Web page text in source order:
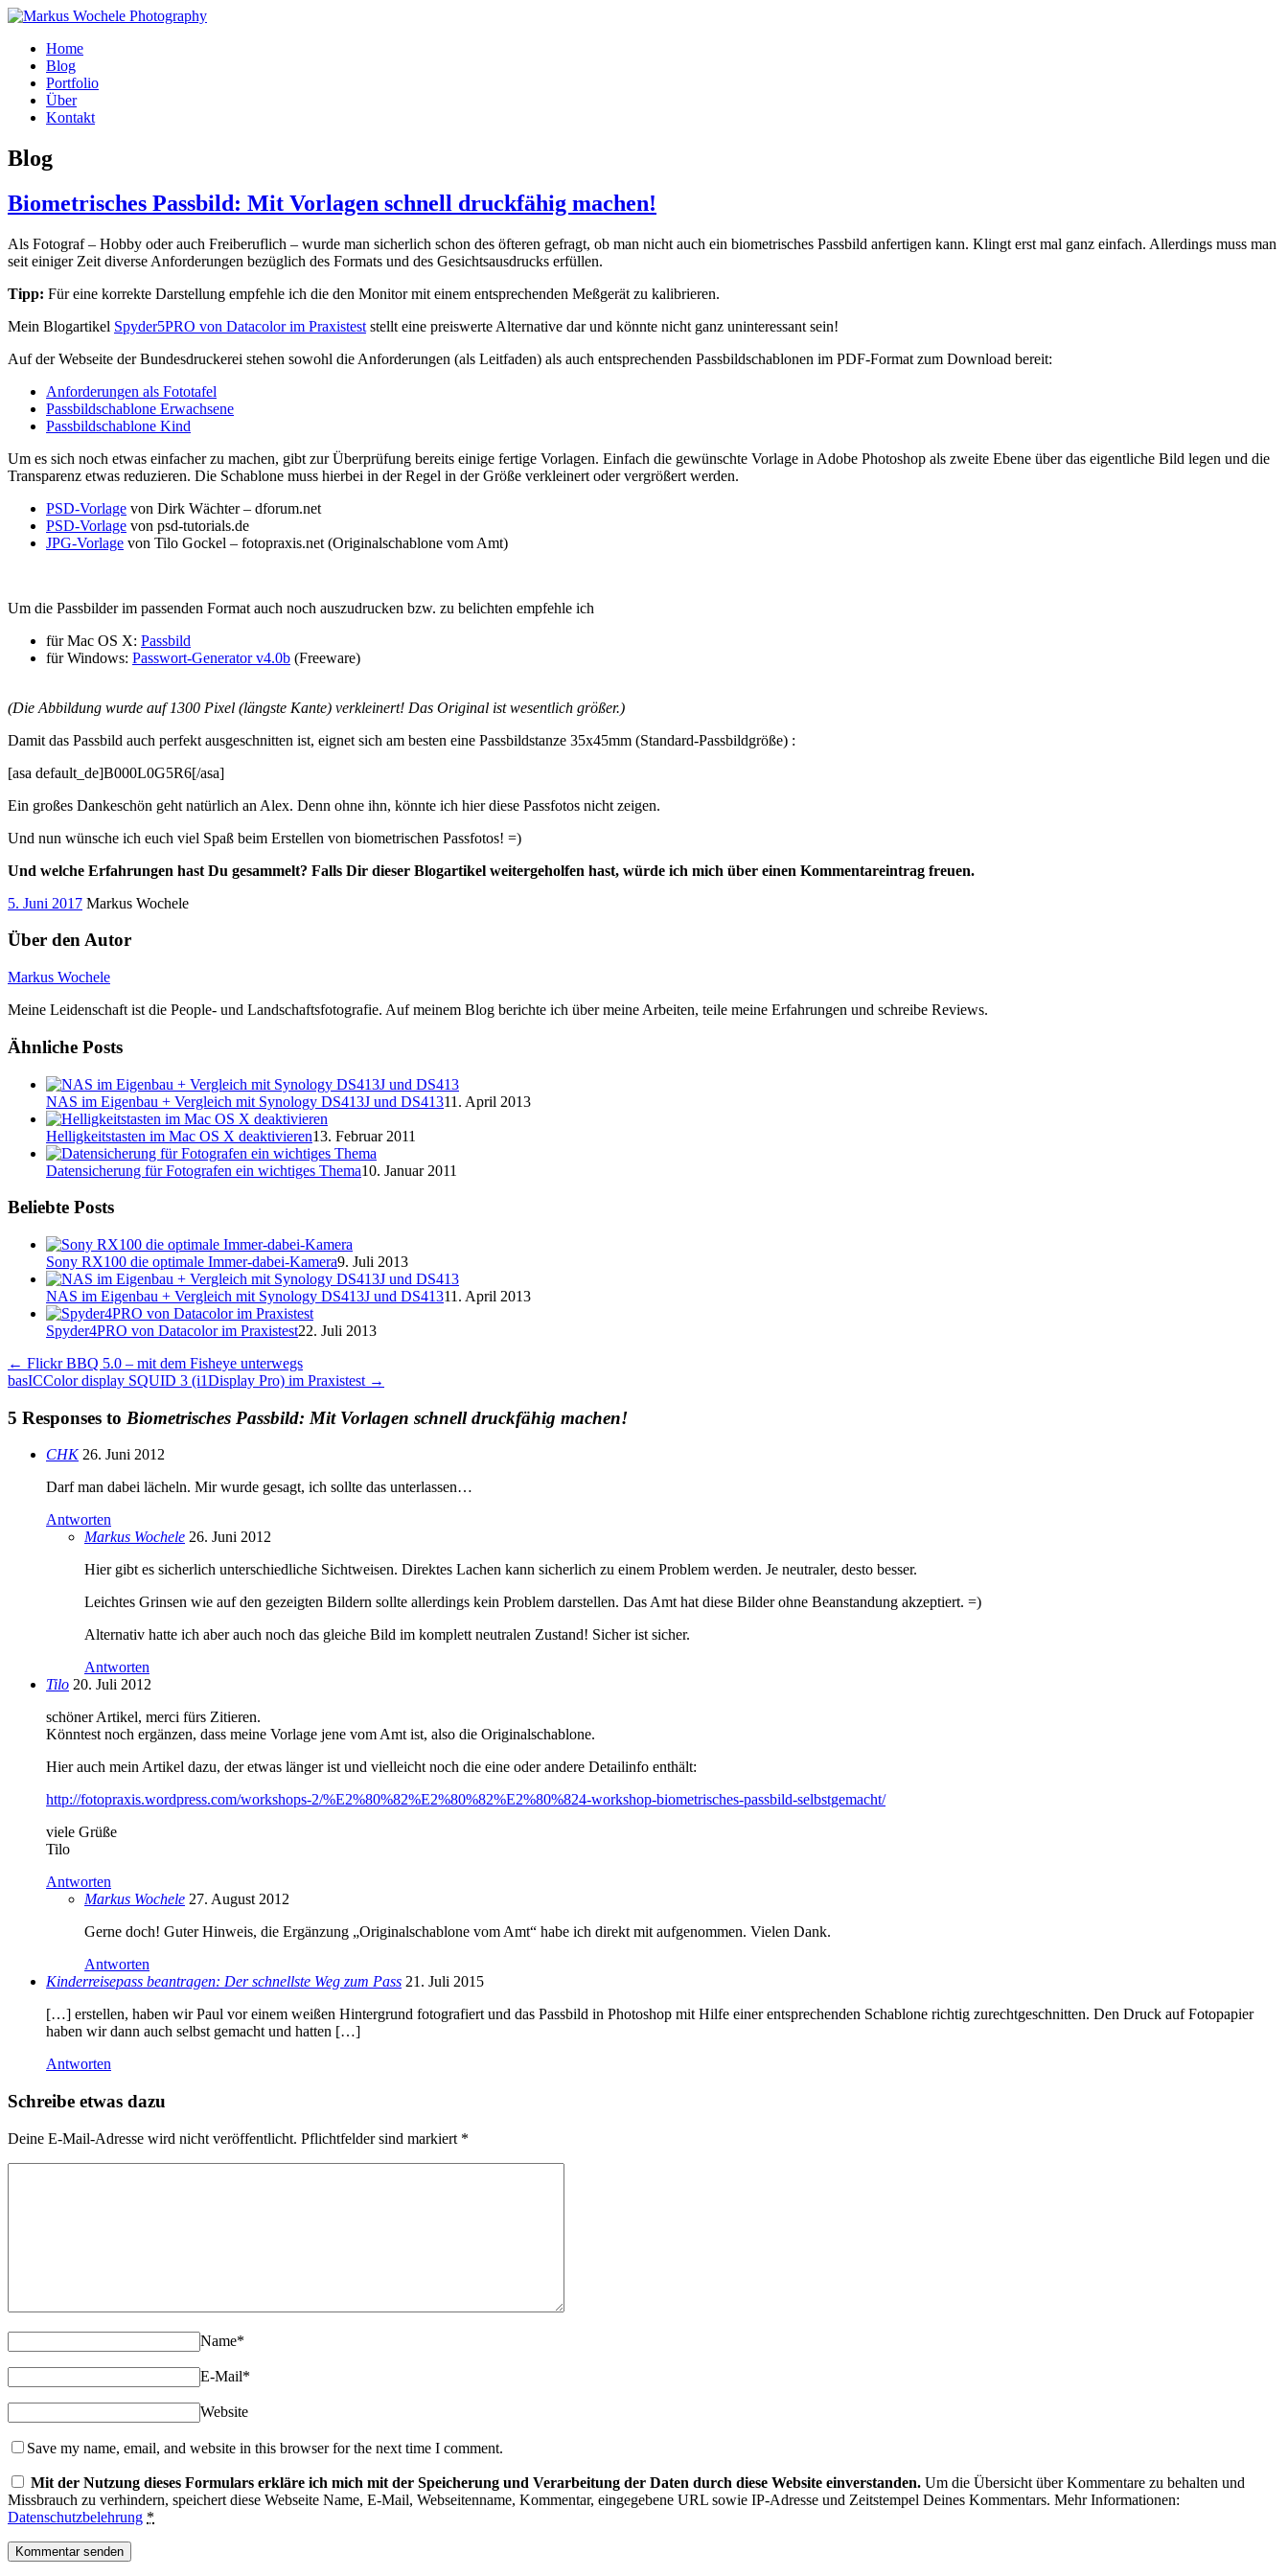
Home
Blog
Portfolio
Über
Kontakt
Blog
Biometrisches Passbild: Mit Vorlagen schnell druckfähig machen!
Als Fotograf – Hobby oder auch Freiberuflich – wurde man sicherlich schon des öfteren gefragt, ob man nicht auch ein biometrisches Passbild anfertigen kann. Klingt erst mal ganz einfach. Allerdings muss man
seit einiger Zeit diverse Anforderungen bezüglich des Formats und des Gesichtsausdrucks erfüllen.
Tipp: Für eine korrekte Darstellung empfehle ich die den Monitor mit einem entsprechenden Meßgerät zu kalibrieren.
Mein Blogartikel Spyder5PRO von Datacolor im Praxistest stellt eine preiswerte Alternative dar und könnte nicht ganz uninteressant sein!
Auf der Webseite der Bundesdruckerei stehen sowohl die Anforderungen (als Leitfaden) als auch entsprechenden Passbildschablonen im PDF-Format zum Download bereit:
Anforderungen als Fototafel
Passbildschablone Erwachsene
Passbildschablone Kind
Um es sich noch etwas einfacher zu machen, gibt zur Überprüfung bereits einige fertige Vorlagen. Einfach die gewünschte Vorlage in Adobe Photoshop als zweite Ebene über das eigentliche Bild legen und die
Transparenz etwas reduzieren. Die Schablone muss hierbei in der Regel in der Größe verkleinert oder vergrößert werden.
PSD-Vorlage von Dirk Wächter – dforum.net
PSD-Vorlage von psd-tutorials.de
JPG-Vorlage von Tilo Gockel – fotopraxis.net (Originalschablone vom Amt)
Um die Passbilder im passenden Format auch noch auszudrucken bzw. zu belichten empfehle ich
für Mac OS X: Passbild
für Windows: Passwort-Generator v4.0b (Freeware)
(Die Abbildung wurde auf 1300 Pixel (längste Kante) verkleinert! Das Original ist wesentlich größer.)
Damit das Passbild auch perfekt ausgeschnitten ist, eignet sich am besten eine Passbildstanze 35x45mm (Standard-Passbildgröße) :
[asa default_de]B000L0G5R6[/asa]
Ein großes Dankeschön geht natürlich an Alex. Denn ohne ihn, könnte ich hier diese Passfotos nicht zeigen.
Und nun wünsche ich euch viel Spaß beim Erstellen von biometrischen Passfotos! =)
Und welche Erfahrungen hast Du gesammelt? Falls Dir dieser Blogartikel weitergeholfen hast, würde ich mich über einen Kommentareintrag freuen.
5. Juni 2017 Markus Wochele
Über den Autor
Markus Wochele
Meine Leidenschaft ist die People- und Landschaftsfotografie. Auf meinem Blog berichte ich über meine Arbeiten, teile meine Erfahrungen und schreibe Reviews.
Ähnliche Posts
NAS im Eigenbau + Vergleich mit Synology DS413J und DS41311. April 2013
Helligkeitstasten im Mac OS X deaktivieren13. Februar 2011
Datensicherung für Fotografen ein wichtiges Thema10. Januar 2011
Beliebte Posts
Sony RX100 die optimale Immer-dabei-Kamera9. Juli 2013
NAS im Eigenbau + Vergleich mit Synology DS413J und DS41311. April 2013
Spyder4PRO von Datacolor im Praxistest22. Juli 2013
← Flickr BBQ 5.0 – mit dem Fisheye unterwegs
basICColor display SQUID 3 (i1Display Pro) im Praxistest →
5 Responses to Biometrisches Passbild: Mit Vorlagen schnell druckfähig machen!
CHK 26. Juni 2012
Darf man dabei lächeln. Mir wurde gesagt, ich sollte das unterlassen…
Antworten
Markus Wochele 26. Juni 2012
Hier gibt es sicherlich unterschiedliche Sichtweisen. Direktes Lachen kann sicherlich zu einem Problem werden. Je neutraler, desto besser.
Leichtes Grinsen wie auf den gezeigten Bildern sollte allerdings kein Problem darstellen. Das Amt hat diese Bilder ohne Beanstandung akzeptiert. =)
Alternativ hatte ich aber auch noch das gleiche Bild im komplett neutralen Zustand! Sicher ist sicher.
Antworten
Tilo 20. Juli 2012
schöner Artikel, merci fürs Zitieren.
Könntest noch ergänzen, dass meine Vorlage jene vom Amt ist, also die Originalschablone.
Hier auch mein Artikel dazu, der etwas länger ist und vielleicht noch die eine oder andere Detailinfo enthält:
http://fotopraxis.wordpress.com/workshops-2/%E2%80%82%E2%80%82%E2%80%824-workshop-biometrisches-passbild-selbstgemacht/
viele Grüße
Tilo
Antworten
Markus Wochele 27. August 2012
Gerne doch! Guter Hinweis, die Ergänzung „Originalschablone vom Amt“ habe ich direkt mit aufgenommen. Vielen Dank.
Antworten
Kinderreisepass beantragen: Der schnellste Weg zum Pass 21. Juli 2015
[…] erstellen, haben wir Paul vor einem weißen Hintergrund fotografiert und das Passbild in Photoshop mit Hilfe einer entsprechenden Schablone richtig zurechtgeschnitten. Den Druck auf Fotopapier
haben wir dann auch selbst gemacht und hatten […]
Antworten
Schreibe etwas dazu
Deine E-Mail-Adresse wird nicht veröffentlicht. Pflichtfelder sind markiert *
Name*
E-Mail*
Website
Save my name, email, and website in this browser for the next time I comment.
Mit der Nutzung dieses Formulars erkläre ich mich mit der Speicherung und Verarbeitung der Daten durch diese Website einverstanden. Um die Übersicht über Kommentare zu behalten und
Missbrauch zu verhindern, speichert diese Webseite Name, E-Mail, Webseitenname, Kommentar, eingegebene URL sowie IP-Adresse und Zeitstempel Deines Kommentars. Mehr Informationen:
Datenschutzbelehrung *